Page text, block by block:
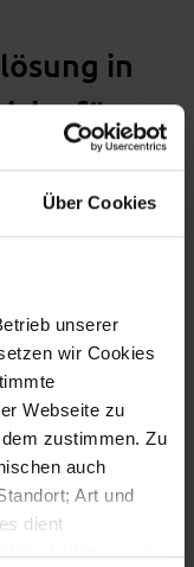
Über Cookies
unserer
wir Cookies
Webseite zu
zustimmen. Zu
auch
Art und
dient
helfen uns zu
in
für
mit
auch ein
nur Stauraum.
strahlt sie
die authentische
Regalen und
sorgt.